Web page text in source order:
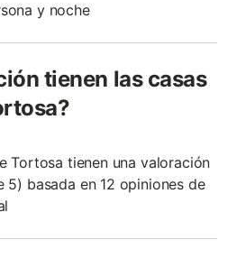
y noche
tienen las casas
Tortosa tienen una valoración
5) basada en 12 opiniones de